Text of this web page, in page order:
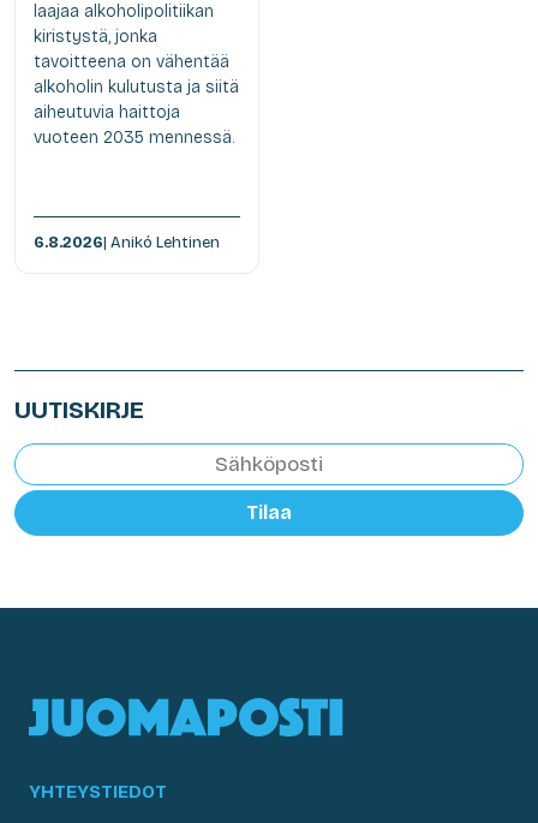
laajaa alkoholipolitiikan
kiristystä, jonka
tavoitteena on vähentää
alkoholin kulutusta ja siitä
aiheutuvia haittoja
vuoteen 2035 mennessä.
6.8.2026| Anikó Lehtinen
UUTISKIRJE
Tilaa
YHTEYSTIEDOT